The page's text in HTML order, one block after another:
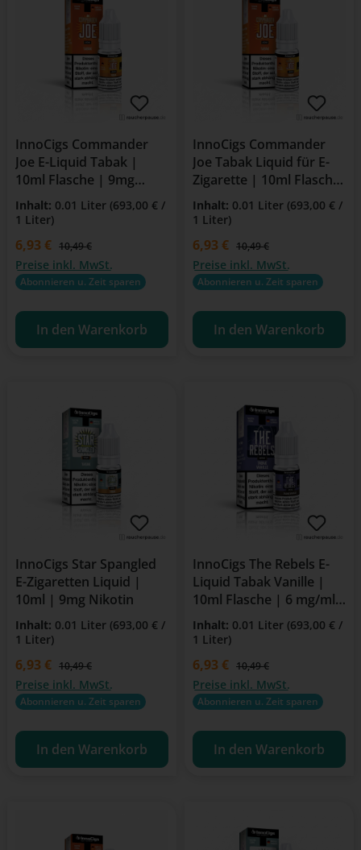
InnoCigs Commander
Joe E-Liquid Tabak |
10ml Flasche | 9mg
Nikotin
Inhalt: 0.01 Liter (693,00 € /
1 Liter)
Verkaufspreis:
6,93 € Regulärer Preis:
10,49 €
Preise inkl. MwSt.
Abonnieren u. Zeit sparen
In den Warenkorb
InnoCigs Commander
Joe Tabak Liquid für E-
Zigarette | 10ml Flasche
| 3 mg/ml Nikotin
Inhalt: 0.01 Liter (693,00 € /
1 Liter)
Verkaufspreis:
6,93 € Regulärer Preis:
10,49 €
Preise inkl. MwSt.
Abonnieren u. Zeit sparen
In den Warenkorb
InnoCigs Star Spangled
E-Zigaretten Liquid |
10ml | 9mg Nikotin
Inhalt: 0.01 Liter (693,00 € /
1 Liter)
Verkaufspreis:
6,93 € Regulärer Preis:
10,49 €
Preise inkl. MwSt.
Abonnieren u. Zeit sparen
In den Warenkorb
InnoCigs The Rebels E-
Liquid Tabak Vanille |
10ml Flasche | 6 mg/ml
Nikotin | Für E-Zigarette
& Clearomizer
Inhalt: 0.01 Liter (693,00 € /
1 Liter)
Verkaufspreis:
6,93 € Regulärer Preis:
10,49 €
Preise inkl. MwSt.
Abonnieren u. Zeit sparen
In den Warenkorb